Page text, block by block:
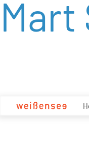
zum
Inhalt
Mart